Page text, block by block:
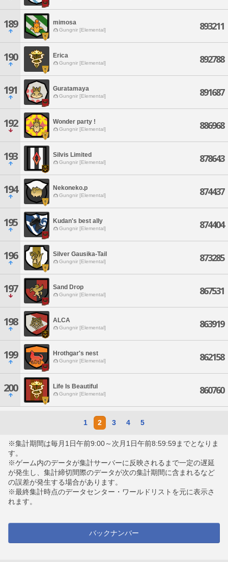
189 mimosa
Gungnir [Elemental] 893211
190 Erica
Gungnir [Elemental] 892788
191 Guratamaya
Gungnir [Elemental] 891687
192 Wonder party !
Gungnir [Elemental] 886968
193 Silvis Limited
Gungnir [Elemental] 878643
194 Nekoneko.p
Gungnir [Elemental] 874437
195 Kudan's best ally
Gungnir [Elemental] 874404
196 Silver Gausika-Tail
Gungnir [Elemental] 873285
197 Sand Drop
Gungnir [Elemental] 867531
198 ALCA
Gungnir [Elemental] 863919
199 Hrothgar's nest
Gungnir [Elemental] 862158
200 Life Is Beautiful
Gungnir [Elemental] 860760
1 2 3 4 5
※集計期間は毎月1日午前9:00～次月1日午前8:59:59までとなりま
す。
※ゲーム内のデータが集計サーバーに反映されるまで一定の遅延
が発生し、集計締切間際のデータが次の集計期間に含まれるなど
の誤差が発生する場合があります。
※最終集計時点のデータセンター・ワールドリストを元に表示さ
れます。
バックナンバー